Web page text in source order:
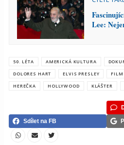
Lee:
50. LÉTA AMERICKÁ KULTURA
DOLORES HART
ELVIS PRESLEY FILM
HEREČKA
HOLLYWOOD KLÁŠTER
Sdílet na FB